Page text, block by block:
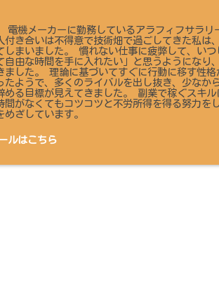
機メーカーに勤務しているアラフィフサラリ
付き合いは不得意で技術畑で過ごしてきた私は
しまいました。 慣れない仕事に疲弊して、いつ
自由な時間を手に入れたい」と思うようになり
ました。 理論に基づいてすぐに行動に移す性格
たようで、多くのライバルを出し抜き、少なか
める目標が見えてきました。 副業で稼ぐスキル
間がなくてもコツコツと不労所得を得る努力を
ざしています。
ルはこちら